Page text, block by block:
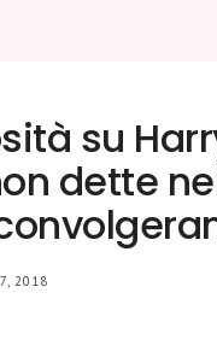
su
dette
2018